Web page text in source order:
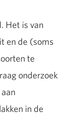
Het is van
en de (soms
te
onderzoek
in de